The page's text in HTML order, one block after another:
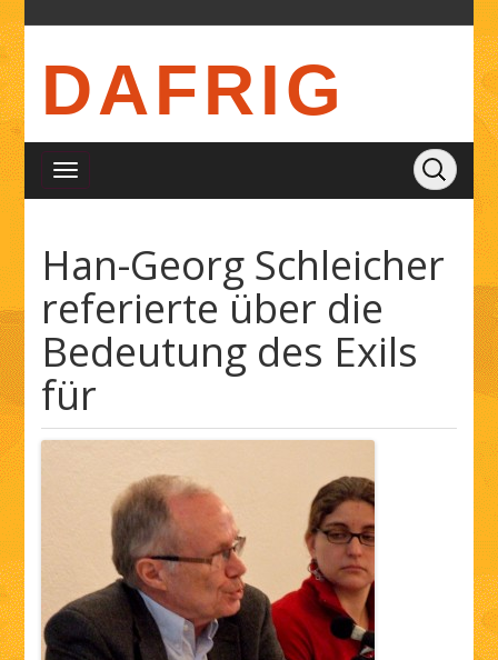
DAFRIG
Han-Georg Schleicher
referierte über die
Bedeutung des Exils
für